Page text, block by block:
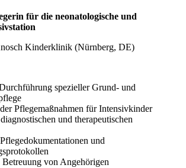
für die neonatologische und
Kinderklinik (Nürnberg, DE)
spezieller Grund- und
Pflegemaßnahmen für Intensivkinder
und therapeutischen
und
von Angehörigen